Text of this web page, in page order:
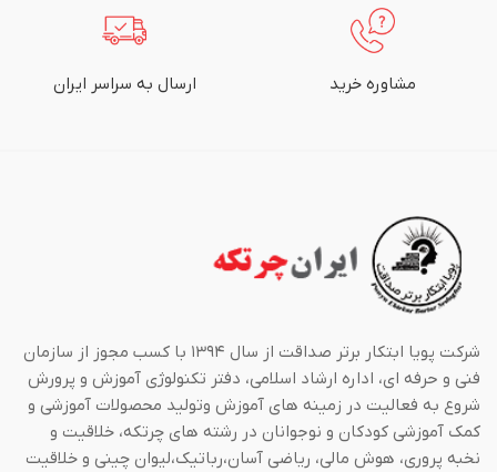
مشاوره خرید ارسال به سراسر ایران
شرکت پویا ابتکار برتر صداقت از سال ۱۳۹۴ با کسب مجوز از سازمان
فنی و حرفه ای، اداره ارشاد اسلامی، دفتر تکنولوژی آموزش و پرورش
شروع به فعالیت در زمینه های آموزش وتولید محصولات آموزشی و
کمک آموزشی کودکان و نوجوانان در رشته های چرتکه، خلاقیت و
نخبه پروری، هوش مالی، ریاضی آسان،رباتیک،لیوان چینی و خلاقیت